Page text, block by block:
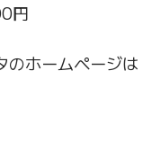
円
ホームページは